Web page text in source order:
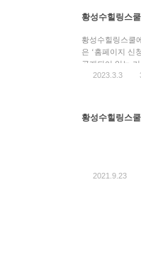
학교를 운영할
는 어려운 결정
황성수힐링스
황성수힐링스쿨
은 ‘홈페이지 신
공개되어 있는
의해주세요. * ‘
– 6/22 힐링스쿨
2023.3.3
황성수힐링스
2021.9.23